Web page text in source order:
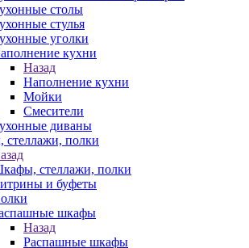
столы
стулья
уголки
кухни
Назад
Наполнение кухни
Мойки
Смесители
диваны
полки
стеллажи, полки
и буфеты
шкафы
Назад
Распашные шкафы